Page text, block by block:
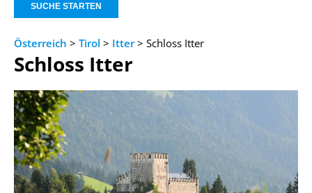
Österreich > Tirol > Itter> Schloss Itter
Schloss Itter